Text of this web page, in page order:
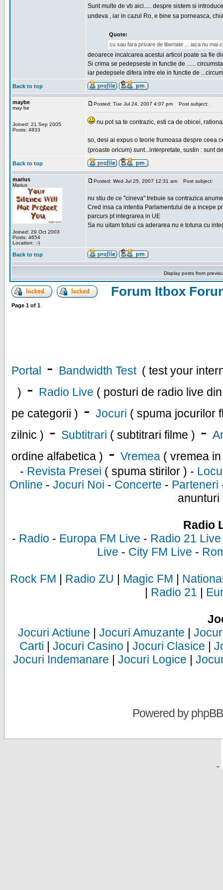
Sunt multe de vb aici..... despre sistem si
undeva , iar in cazul Ro, e bine sa porneasca,
Quote:
cu sau fara privare de libertate ... iaca nu mai
deoarece incalcarea acestui articol poate sa fie
Si crima se pedepseste in functie de ......
iar pedepsele difera intre ele in functie de
Back to top
maybe
may be
Joined: 21 Sep 2005
Posts: 4833
Posted: Tue Jul 24, 2007 4:07 pm Post subject:
nu pot sa te contrazic, esti ca de obicei,
so, desi ai expus o teorie frumoasa despre ceea
(proaste oricum) sunt...interpretate, sustin : sunt
Back to top
marius
Marius
Joined: 29 Oct 2003
Posts: 4654
Location: :-)
Posted: Wed Jul 25, 2007 12:31 am Post subject:
nu stiu de ce "cineva" trebuie sa contrazica
Cred insa ca intentia Parlamentului de a incepe
parcurs pt integrarea in UE
Sa nu uitam totusi ca aderarea nu e totuna cu
Back to top
Display posts from
Forum Itbox
Page 1 of 1
Portal - Bandwidth Test ( test your
) - Radio Live ( posturi de radio live
pe categorii ) - Jocuri ( spuma jocurilor
zilnic ) - Subtitrari ( subtitrari filme ) -
ordine alfabetica ) - Vremea ( vremea
- Revista Presei ( spuma stirilor ) -
Online - Jocuri Noi - Concerte - Parteneri
anunturi
Radio
- Radio - Europa FM Live - Radio 21 Live
Live - City FM Live -
Rock FM | Radio ZU | Magic FM |
| Radio 21 |
Jocuri Actiune | Jocuri Amuzante |
Carti | Jocuri Casino | Jocuri Clasice |
Jocuri Indemanare | Jocuri Logice |
Powered byphpBB
-